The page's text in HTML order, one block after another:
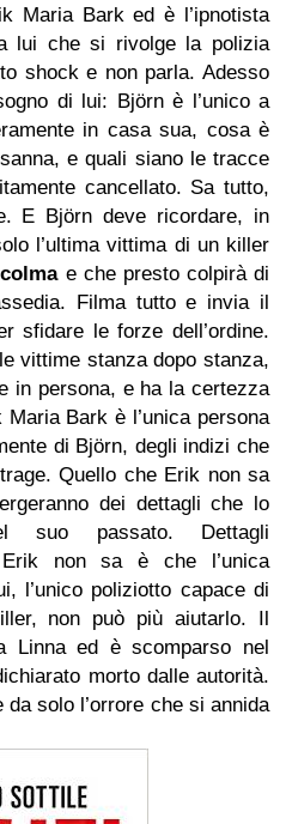
Maria Bark ed è l’ipnotista
lui che si rivolge la polizia
shock e non parla. Adesso
di lui: Björn è l’unico a
in casa sua, cosa è
e quali siano le tracce
cancellato. Sa tutto,
E Björn deve ricordare, in
l’ultima vittima di un killer
e che presto colpirà di
Filma tutto e invia il
sfidare le forze dell’ordine.
vittime stanza dopo stanza,
in persona, e ha la certezza
Bark è l’unica persona
di Björn, degli indizi che
Quello che Erik non sa
dei dettagli che lo
suo passato. Dettagli
non sa è che l’unica
l’unico poliziotto capace di
non può più aiutarlo. Il
Linna ed è scomparso nel
morto dalle autorità.
da solo l’orrore che si annida